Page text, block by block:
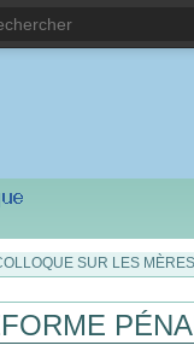
SUR LES